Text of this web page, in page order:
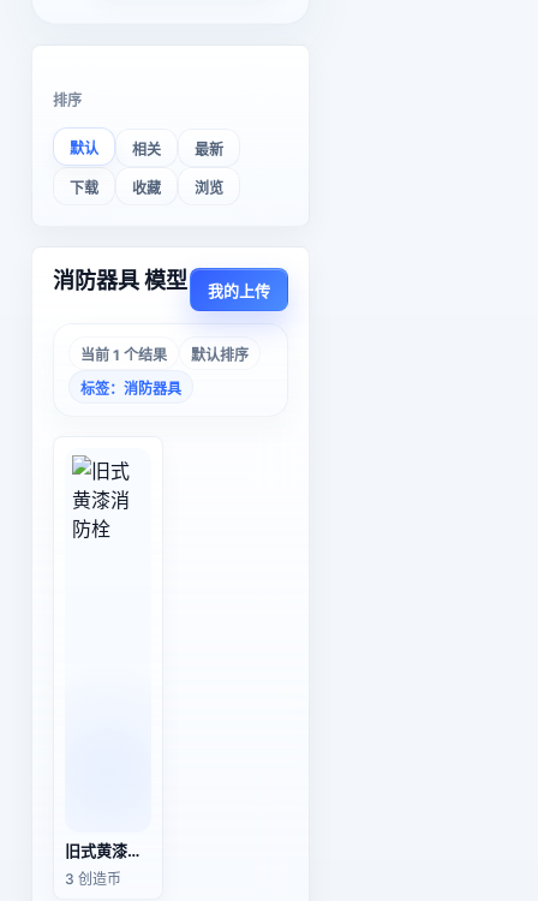
排序
默认 相关 最新
下载 收藏 浏览
消防器具 模型 我的上传
当前 1 个结果
默认排序
标签：消防器具
旧式黄漆消防栓
3 创造币